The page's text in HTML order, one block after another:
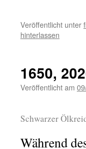
Veröffentlicht unter
hinterlassen
1650,
Veröffentlicht am
Schwarzer
Während